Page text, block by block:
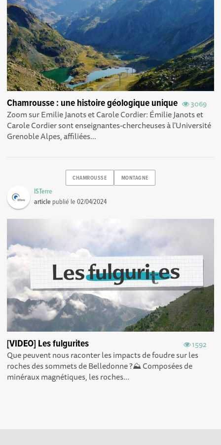
3069
Chamrousse : une histoire géologique unique
Zoom sur Emilie Janots et Carole Cordier: Émilie Janots et
Carole Cordier sont enseignantes-chercheuses à l'Université
Grenoble Alpes, affiliées...
CHAMROUSSE MONTAGNE
ISTerre
article publié le02/04/2024
1592
[VIDEO] Les fulgurites
Que peuvent nous raconter les impacts de foudre sur les
roches des sommets de Belledonne ?⛰️ Composées de
minéraux magnétiques, les roches...